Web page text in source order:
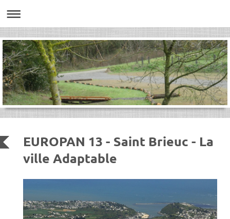
EUROPAN 13 - Saint Brieuc - La
ville Adaptable